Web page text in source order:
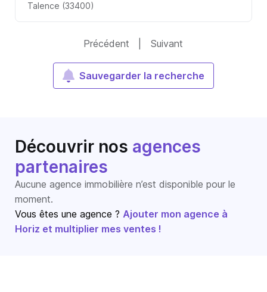
Talence (33400)
Précédent Suivant
Sauvegarder la recherche
Découvrir nos agences
partenaires
Aucune agence immobilière n’est disponible pour le
moment.
Vous êtes une agence ? Ajouter mon agence à
Horiz et multiplier mes ventes !